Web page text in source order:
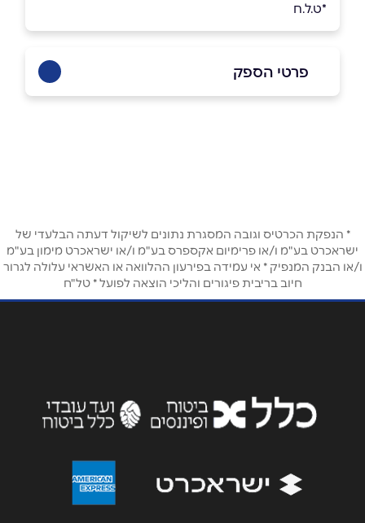
*ט.ל.ח
פרטי הספק
שם מלא*
טלפון*
אנא חזרו אלי בקשר ל...
* הנפקת הכרטיס וגובה המסגרת נתונים לשיקול דעתה הבלעדי של
ישראכרט בע"מ ו/או פרימיום אקספרס בע"מ ו/או ישראכרט מימון בע"מ
ו/או הבנק המנפיק * אי עמידה בפירעון ההלוואה או האשראי עלולה לגרור
חיוב בריבית פיגורים והליכי הוצאה לפועל * טל"ח